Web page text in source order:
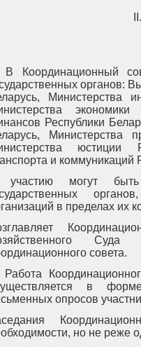
Координационный
органов:
Министерства
Республики
Министерства
юстиции
и коммуникаций
могут быть
в пределах их
совета.
в
опросов
но не реже